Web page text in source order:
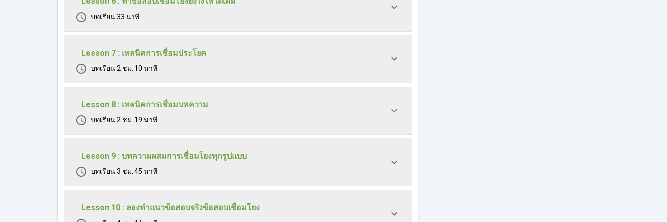
บทเรียน33 นาที
Lesson 7 : เทคนิคการเชื่อมประโยค
บทเรียน2 ชม. 10 นาที
Lesson 8 : เทคนิคการเชื่อมบทความ
บทเรียน2 ชม. 19 นาที
Lesson 9 : บทความผสมการเชื่อมโยงทุกรูปแบบ
บทเรียน3 ชม. 45 นาที
Lesson 10 : ลองทำแนวข้อสอบจริงข้อสอบเชื่อมโยง